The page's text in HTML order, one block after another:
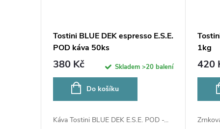
Tostini BLUE DEK espresso E.S.E.
POD káva 50ks
380 Kč Skladem>20 balení
Do košíku
Káva Tostini BLUE DEK E.S.E. POD -...
1kg
420